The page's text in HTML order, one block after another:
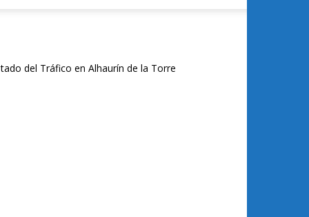
del Tráfico en Alhaurín de la Torre